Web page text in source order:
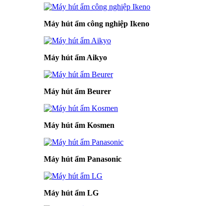
Máy hút ẩm công nghiệp Ikeno
Máy hút ẩm Aikyo
Máy hút ẩm Beurer
Máy hút ẩm Kosmen
Máy hút ẩm Panasonic
Máy hút ẩm LG